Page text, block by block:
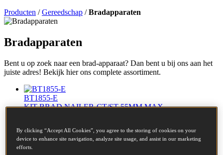
Producten /Gereedschap /Bradapparaten
Bradapparaten
Bent u op zoek naar een brad-apparaat? Dan bent u bij ons aan het
juiste adres! Bekijk hier ons complete assortiment.
BT1855-E
KIT BRAD NAILER-CT/ST 55MM MAX
Diameter:1 - 1.25mm
By clicking “Accept All Cookies”, you agree to the storing of cookies on your
device to enhance site navigation, analyze site usage, and assist in our marketing
efforts.